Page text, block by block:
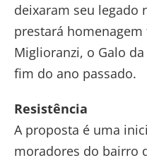
deixaram seu legado
prestará
Miglioranzi, o Galo
fim do ano passado.
Resistência
A proposta é uma
moradores do bairro